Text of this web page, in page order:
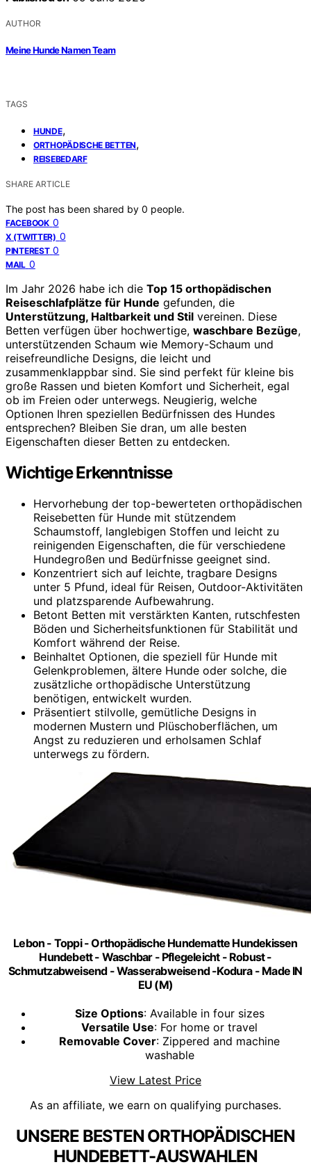
AUTHOR
Meine Hunde Namen Team
TAGS
HUNDE,
ORTHOPÄDISCHE BETTEN,
REISEBEDARF
SHARE ARTICLE
The post has been shared by 0 people.
FACEBOOK 0
X (TWITTER) 0
PINTEREST 0
MAIL 0
Im Jahr 2026 habe ich die Top 15 orthopädischen
Reiseschlafplätze für Hunde gefunden, die
Unterstützung, Haltbarkeit und Stil vereinen. Diese
Betten verfügen über hochwertige, waschbare Bezüge,
unterstützenden Schaum wie Memory-Schaum und
reisefreundliche Designs, die leicht und
zusammenklappbar sind. Sie sind perfekt für kleine bis
große Rassen und bieten Komfort und Sicherheit, egal
ob im Freien oder unterwegs. Neugierig, welche
Optionen Ihren speziellen Bedürfnissen des Hundes
entsprechen? Bleiben Sie dran, um alle besten
Eigenschaften dieser Betten zu entdecken.
Wichtige Erkenntnisse
Hervorhebung der top-bewerteten orthopädischen
Reisebetten für Hunde mit stützendem
Schaumstoff, langlebigen Stoffen und leicht zu
reinigenden Eigenschaften, die für verschiedene
Hundegroßen und Bedürfnisse geeignet sind.
Konzentriert sich auf leichte, tragbare Designs
unter 5 Pfund, ideal für Reisen, Outdoor-Aktivitäten
und platzsparende Aufbewahrung.
Betont Betten mit verstärkten Kanten, rutschfesten
Böden und Sicherheitsfunktionen für Stabilität und
Komfort während der Reise.
Beinhaltet Optionen, die speziell für Hunde mit
Gelenkproblemen, ältere Hunde oder solche, die
zusätzliche orthopädische Unterstützung
benötigen, entwickelt wurden.
Präsentiert stilvolle, gemütliche Designs in
modernen Mustern und Plüschoberflächen, um
Angst zu reduzieren und erholsamen Schlaf
unterwegs zu fördern.
Lebon - Toppi - Orthopädische Hundematte Hundekissen
Hundebett - Waschbar - Pflegeleicht - Robust -
Schmutzabweisend - Wasserabweisend -Kodura - Made IN
EU (M)
Size Options: Available in four sizes
Versatile Use: For home or travel
Removable Cover: Zippered and machine
washable
View Latest Price
As an affiliate, we earn on qualifying purchases.
UNSERE BESTEN ORTHOPÄDISCHEN
HUNDEBETT-AUSWAHLEN